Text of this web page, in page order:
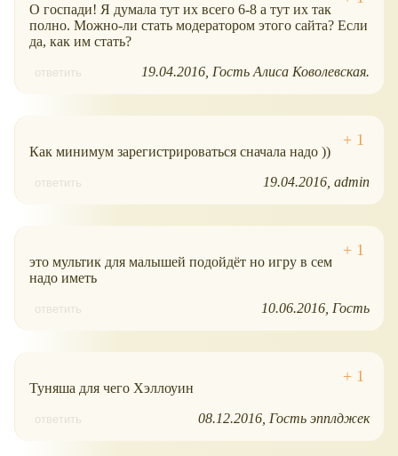
О госпади! Я думала тут их всего 6-8 а тут их так
полно. Можно-ли стать модератором этого сайта? Если
да, как им стать?
ответить 19.04.2016 Гость Алиса Коволевская.
Как минимум зарегистрироваться сначала надо ))
ответить 19.04.2016 admin
это мультик для малышей подойдёт но игру в сем
надо иметь
ответить 10.06.2016 Гость
Туняша для чего Хэллоуин
ответить 08.12.2016 Гость эпплджек